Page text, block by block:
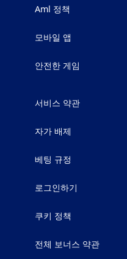
Aml 정책
모바일 앱
안전한 게임
서비스 약관
자가 배제
베팅 규정
로그인하기
쿠키 정책
전체 보너스 약관